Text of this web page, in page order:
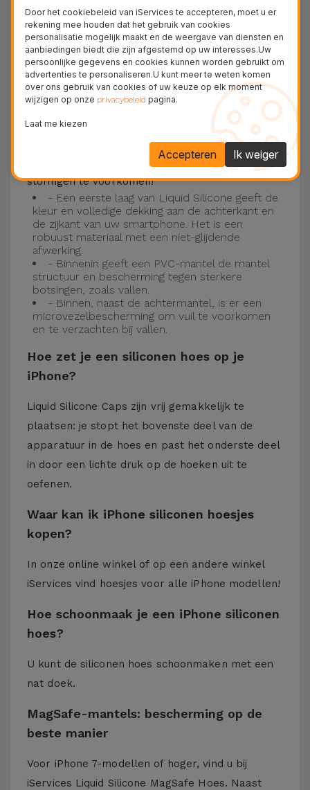
15, 14, 13, 12 onder meer en het nieuwste model
van de Apple, deiPhone 16eniPhone 17.
Drie-laagse bescherming met de
siliconen kappen
Onze iPhone siliconen hoesjes hebben een
robuuste, kwalitatieve constructie met een
drielaagse constructie om ongelukken en
storingen te voorkomen!
- Een eerste laag van Liquid Silicone geeft de
kleur en volledige dekking aan de achterkant en
de zijkant van uw smartphone. Het is een
robuust materiaal met een niet-glijdende
afwerking.
- Binnenin geeft een PVC-mantel de mantel
structuur en bescherming tegen sterkere
botsingen, zoals vallen.
- Binnen, naast de achtermantel, is er een
microvezelbescherming om vuil te voorkomen
en te verzachten bij vallen.
Hoe zet je een siliconen hoes op je
iPhone?
Liquid Silicone Caps zijn vrij gemakkelijk te
plaatsen: je stopt het bovenste deel van de
apparatuur in de hoes en past het onderste deel
in door een lichte druk op de hoeken uit te
oefenen.
Waar kan ik iPhone siliconen hoesjes
kopen?
In onze online winkel of op een andere winkel
iServices vind hoesjes voor alle iPhone modellen!
Hoe schoonmaak je een iPhone siliconen
hoes?
U kunt de siliconen hoes schoonmaken met een
nat doek.
MagSafe-mantels: bescherming op de
beste manier
Voor iPhone 7-modellen of hoger, vind u bij
iServices Liquid Silicone MagSafe Hoes. Naast
Door het cookiebeleid van iServices te accepteren, moet u er
rekening mee houden dat het gebruik van cookies
personalisatie mogelijk maakt en de weergave van diensten en
aanbiedingen biedt die zijn afgestemd op uw interesses.Uw
persoonlijke gegevens en cookies kunnen worden gebruikt om
advertenties te personaliseren.U kunt meer te weten komen
over ons gebruik van cookies of uw keuze op elk moment
wijzigen op onze privacybeleid pagina.
Laat me kiezen
Ik weiger
Accepteren